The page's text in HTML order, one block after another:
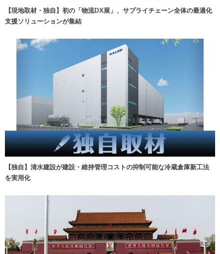
【現地取材・独自】初の「物流DX展」、サプライチェーン全体の最適化
支援ソリューションが集結
【独自】清水建設が建設・維持管理コストの抑制可能な冷蔵倉庫新工法
を実用化